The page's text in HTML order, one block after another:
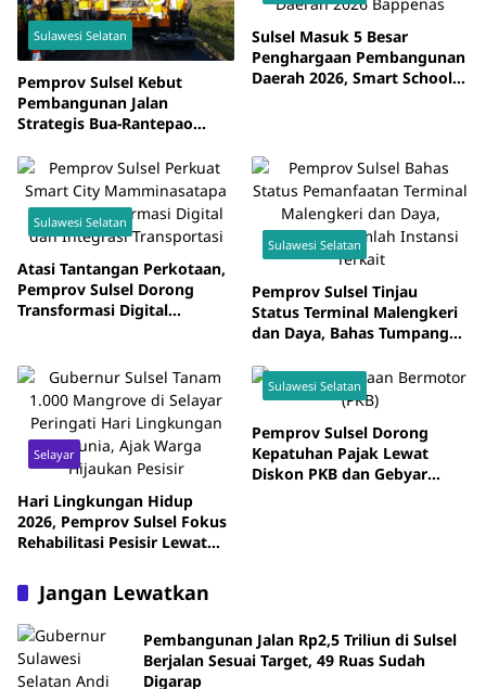
Sulawesi Selatan
Pemprov Sulsel Kebut
Pembangunan Jalan
Strategis Bua-Rantepao
Sulsel Masuk 5 Besar
Penghargaan Pembangunan
Daerah 2026, Smart School
Sulawesi Selatan
Atasi Tantangan Perkotaan,
Pemprov Sulsel Dorong
Transformasi Digital
Sulawesi Selatan
Pemprov Sulsel Tinjau
Status Terminal Malengkeri
dan Daya, Bahas Tumpang
Kewenangan
Selayar
Hari Lingkungan Hidup
2026, Pemprov Sulsel Fokus
Rehabilitasi Pesisir Lewat
Sulawesi Selatan
Pemprov Sulsel Dorong
Kepatuhan Pajak Lewat
Diskon PKB dan Gebyar
Jangan Lewatkan
Pembangunan Jalan Rp2,5 Triliun di Sulsel
Berjalan Sesuai Target, 49 Ruas Sudah
Digarap